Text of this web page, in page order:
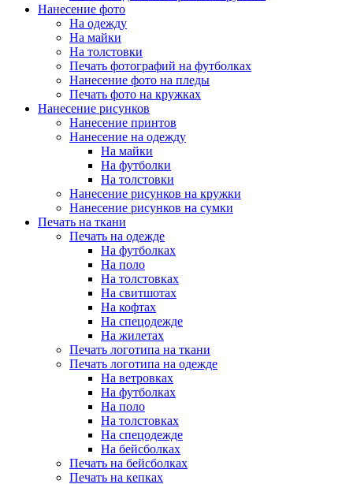
Нанесение фото
На одежду
На майки
На толстовки
Печать фотографий на футболках
Нанесение фото на пледы
Печать фото на кружках
Нанесение рисунков
Нанесение принтов
Нанесение на одежду
На майки
На футболки
На толстовки
Нанесение рисунков на кружки
Нанесение рисунков на сумки
Печать на ткани
Печать на одежде
На футболках
На поло
На толстовках
На свитшотах
На кофтах
На спецодежде
На жилетах
Печать логотипа на ткани
Печать логотипа на одежде
На ветровках
На футболках
На поло
На толстовках
На спецодежде
На бейсболках
Печать на бейсболках
Печать на кепках